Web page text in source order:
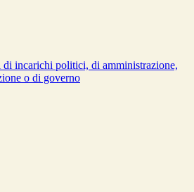
di incarichi politici, di amministrazione,
o di governo